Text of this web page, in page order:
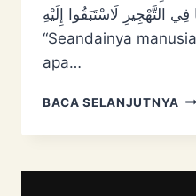
التَّهْجِيرِ لَاسْتَبَقُوا إِلَيْهِ.
“Seandainya
apa…
BACA SELANJUTNYA SAF